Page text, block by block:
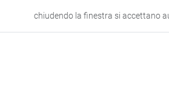
Semestrechiudendo la finestra si accettano